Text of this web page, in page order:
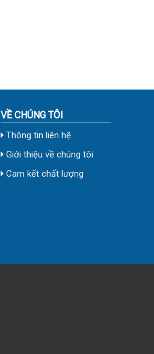
VỀ CHÚNG TÔI
Thông tin liên hệ
Giới thiệu về chúng tôi
Cam kết chất lượng